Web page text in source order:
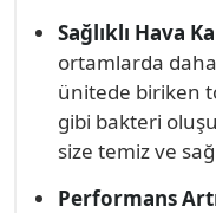
Sağlıklı Hava
ortamlarda
ünitede biriken
gibi bakteri
size temiz ve
Performans